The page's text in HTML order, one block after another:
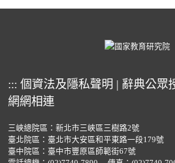
::: 個資法及隱私聲明 | 辭典公眾
網網相連
三峽總院區：新北市三峽區三樹路2號
臺北院區：臺北市大安區和平東路一段179號
臺中院區：臺中市豐原區師範街67號